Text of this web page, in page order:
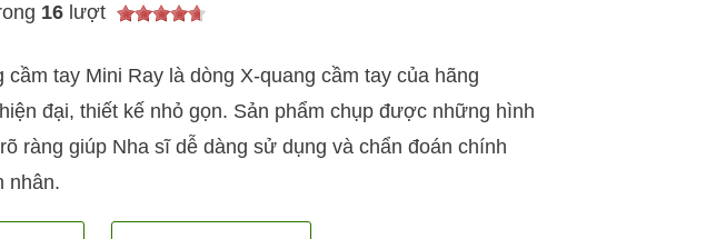
16 lượt
cầm tay Mini Ray là dòng X-quang cầm tay của hãng
đại, thiết kế nhỏ gọn. Sản phẩm chụp được những hình
ràng giúp Nha sĩ dễ dàng sử dụng và chẩn đoán chính
nhân.